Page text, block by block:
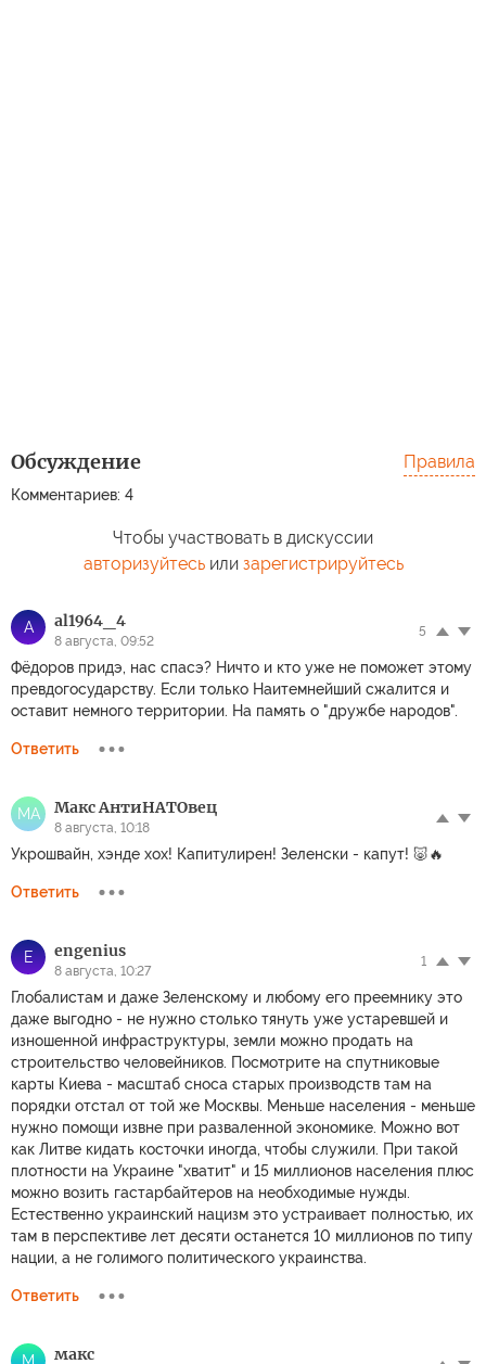
Обсуждение
Комментариев: 4
Правила
Чтобы участвовать в дискуссии
авторизуйтесьили зарегистрируйтесь
A al1964_4
8 августа, 09:52
5
Фёдоров придэ, нас спасэ? Ничто и кто уже не поможет этому
превдогосударству. Если только Наитемнейший сжалится и
оставит немного территории. На память о "дружбе народов".
Ответить
МА Макс АнтиНАТОвец
8 августа, 10:18
Укрошвайн, хэнде хох! Капитулирен! Зеленски - капут! 🐷🔥
Ответить
E engenius
8 августа, 10:27
1
Глобалистам и даже Зеленскому и любому его преемнику это
даже выгодно - не нужно столько тянуть уже устаревшей и
изношенной инфраструктуры, земли можно продать на
строительство человейников. Посмотрите на спутниковые
карты Киева - масштаб сноса старых производств там на
порядки отстал от той же Москвы. Меньше населения - меньше
нужно помощи извне при разваленной экономике. Можно вот
как Литве кидать косточки иногда, чтобы служили. При такой
плотности на Украине "хватит" и 15 миллионов населения плюс
можно возить гастарбайтеров на необходимые нужды.
Естественно украинский нацизм это устраивает полностью, их
там в перспективе лет десяти останется 10 миллионов по типу
нации, а не голимого политического украинства.
Ответить
М макс